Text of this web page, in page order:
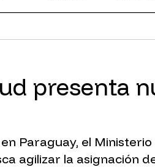
presenta
Paraguay, el
agilizar la asignación